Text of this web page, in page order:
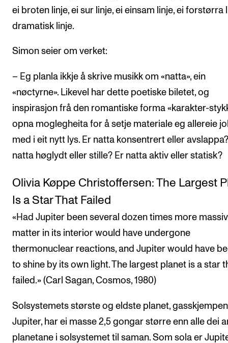
ei broten linje, ei sur linje, ei einsam linje, ei forstørra
dramatisk linje.
Simon seier om verket:
– Eg planla ikkje å skrive musikk om «natta», ein
«nøctyrne». Likevel har dette poetiske biletet, og
inspirasjon frå den romantiske forma «karakter-
opna moglegheita for å setje materiale eg allereie
med i eit nytt lys. Er natta konsentrert eller
natta høglydt eller stille? Er natta aktiv eller statisk?
Olivia Køppe Christoffersen: The Largest
Is a Star That Failed
«Had Jupiter been several dozen times more
matter in its interior would have undergone
thermonuclear reactions, and Jupiter would have
to shine by its own light. The largest planet is a star
failed.» (Carl Sagan, Cosmos, 1980)
Solsystemets største og eldste planet, gasskjempen
Jupiter, har ei masse 2,5 gongar større enn alle dei
planetane i solsystemet til saman. Som sola er